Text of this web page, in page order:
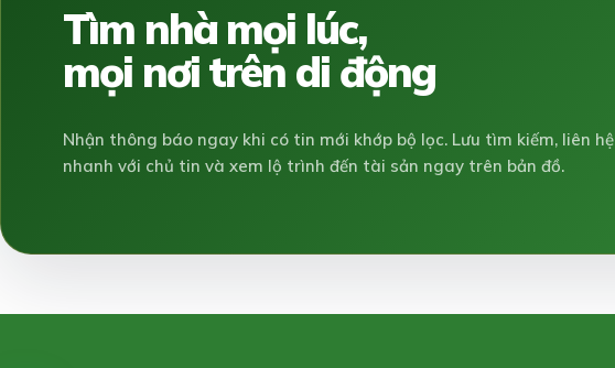
Tìm nhà mọi lúc,
mọi nơi trên di động
Nhận thông báo ngay khi có tin mới khớp bộ lọc. Lưu tìm kiếm, liên hệ
nhanh với chủ tin và xem lộ trình đến tài sản ngay trên bản đồ.